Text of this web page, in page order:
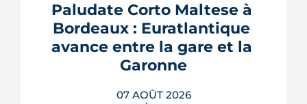
Paludate Corto Maltese à
Bordeaux : Euratlantique
avance entre la gare et la
Garonne
07 AOÛT 2026